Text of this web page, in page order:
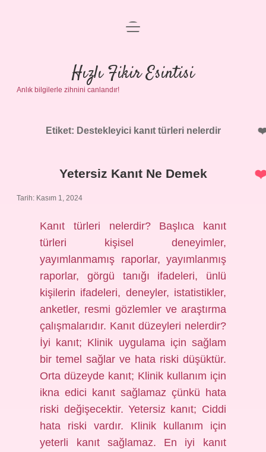
Anasayfa
Gizlilik Politikası
Yasal Uyarı
menüyü
Hızlı Fikir Esintisi
Anlık bilgilerle zihnini canlandır!
Etiket: Destekleyici kanıt türleri nelerdir
Yetersiz Kanıt Ne Demek
Tarih: Kasım 1, 2024
Kanıt türleri nelerdir? Başlıca kanıt
türleri kişisel deneyimler,
yayımlanmamış raporlar, yayımlanmış
raporlar, görgü tanığı ifadeleri, ünlü
kişilerin ifadeleri, deneyler, istatistikler,
anketler, resmi gözlemler ve araştırma
çalışmalarıdır. Kanıt düzeyleri nelerdir?
İyi kanıt; Klinik uygulama için sağlam
bir temel sağlar ve hata riski düşüktür.
Orta düzeyde kanıt; Klinik kullanım için
ikna edici kanıt sağlamaz çünkü hata
riski değişecektir. Yetersiz kanıt; Ciddi
hata riski vardır. Klinik kullanım için
yeterli kanıt sağlamaz. En iyi kanıt